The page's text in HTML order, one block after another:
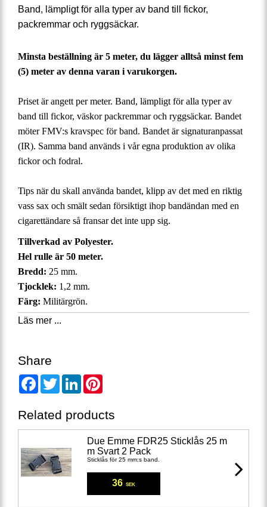
Band, lämpligt för alla typer av band till fickor,
packremmar och ryggsäckar.
Minsta beställning är 5 meter, du lägger alltså minst fem
(5) meter av denna varan i varukorgen.
Priset är angett per meter. Band, lämpligt för alla typer av
band till fickor, väskor packremmar och ryggsäckar. Bandet
möter FMV:s kravspec för band. Bandet är signaturanpassat
(IR). Samma band används i vår egna produktion av olika
fickor och fodral.
Tips när du skall använda bandet, klipp av det med en riktig
vass sax och smält sedan försiktigt ihop bandändan med en
cigarettändare så fransar det inte upp sig.
Tillverkad av Polyester.
Hel rulle är 50 meter.
Bredd: 25 mm.
Tjocklek: 1,2 mm.
Färg: Militärgrön.
Pris:22:-/meter.
Läs mer ...
Share
FacebookTwitterLinkedIn
Related products
Due Emme FDR25 Sticklås 25 m
m Svart 2 Pack
Sticklås för 25 mm:s band.
36 SEK